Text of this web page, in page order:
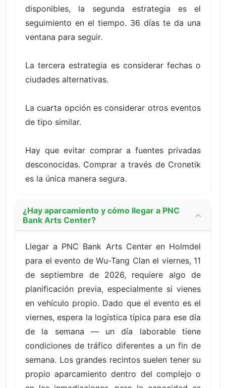
disponibles, la segunda estrategia es el
seguimiento en el tiempo. 36 días te da una
ventana para seguir.
La tercera estrategia es considerar fechas o
ciudades alternativas.
La cuarta opción es considerar otros eventos
de tipo similar.
Hay que evitar comprar a fuentes privadas
desconocidas. Comprar a través de Cronetik
es la única manera segura.
¿Hay aparcamiento y cómo llegar a PNC
Bank Arts Center?
Llegar a PNC Bank Arts Center en Holmdel
para el evento de Wu-Tang Clan el viernes, 11
de septiembre de 2026, requiere algo de
planificación previa, especialmente si vienes
en vehículo propio. Dado que el evento es el
viernes, espera la logística típica para ese día
de la semana — un día laborable tiene
condiciones de tráfico diferentes a un fin de
semana. Los grandes recintos suelen tener su
propio aparcamiento dentro del complejo o